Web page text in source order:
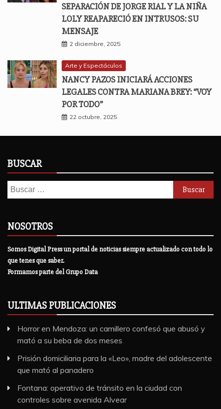
SEPARACIÓN DE JORGE RIAL Y LA NIÑA
LOLY REAPARECIÓ EN INTRUSOS: SU
MENSAJE
2 diciembre, 2025
Arte y Espectáculos
NANCY PAZOS INICIARÁ ACCIONES
LEGALES CONTRA MARIANA BREY: “VOY
POR TODO”
22 octubre, 2025
BUSCAR
Buscar:
NOSOTROS
Somos Digital Press un portal de noticias siempre actualizado con todo lo
que tenes que saber.
Formamos parte del Grupo Data
ULTIMAS PUBLICACIONES
Horror en Mendoza: un camillero confesó que abusó y
mató a su beba de dos meses
Prisión domiciliaria para la «Leo», madre del adolescente
que mató al panadero
Fontana: operativo de tránsito en la ciudad con
controles sobre avenida Alvear